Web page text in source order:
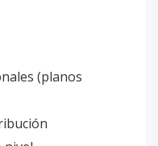
(planos